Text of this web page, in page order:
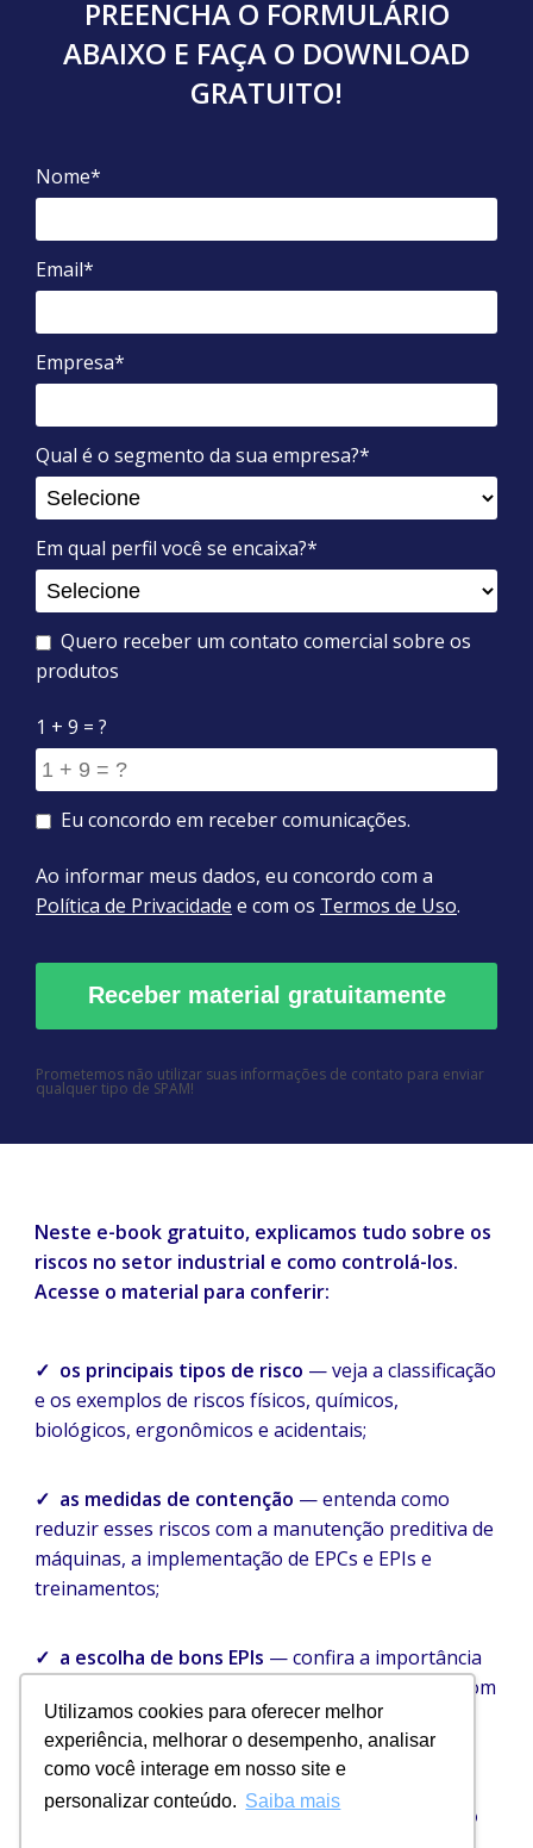
Utilizamos cookies para oferecer melhor
experiência, melhorar o desempenho, analisar
como você interage em nosso site e
personalizar conteúdo. Saiba mais
PREENCHA O FORMULÁRIO
ABAIXO E FAÇA O DOWNLOAD
GRATUITO!
Nome*
Email*
Empresa*
Qual é o segmento da sua empresa?*
Em qual perfil você se encaixa?*
Quero receber um contato comercial sobre os
produtos
1 + 9 = ?
Eu concordo em receber comunicações.
Ao informar meus dados, eu concordo com a
Política de Privacidade e com os Termos de Uso.
Prometemos não utilizar suas informações de contato para enviar
qualquer tipo de SPAM!
Neste e-book gratuito, explicamos tudo sobre os
riscos no setor industrial e como controlá-los.
Acesse o material para conferir:
✓ os principais tipos de risco — veja a classificação
e os exemplos de riscos físicos, químicos,
biológicos, ergonômicos e acidentais;
✓ as medidas de contenção — entenda como
reduzir esses riscos com a manutenção preditiva de
máquinas, a implementação de EPCs e EPIs e
treinamentos;
✓ a escolha de bons EPIs — confira a importância
de prezar equipamentos de proteção individual com
certificado de aprovação e que proporcionem
durabilidade e conforto.
Cadastre-se e faça agora mesmo o download do